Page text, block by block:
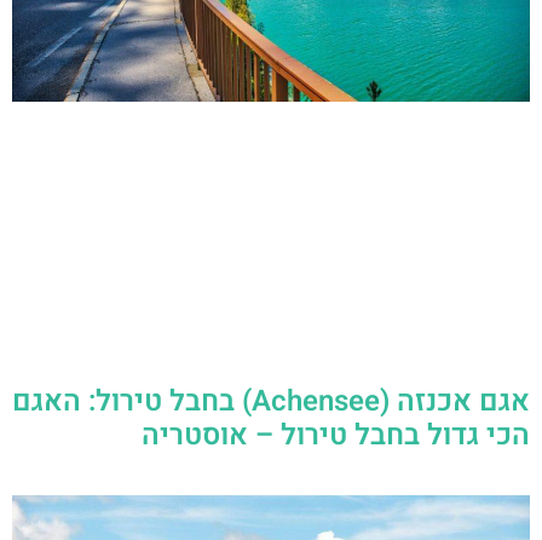
אגם אכנזה (Achensee) בחבל טירול: האגם
הכי גדול בחבל טירול – אוסטריה